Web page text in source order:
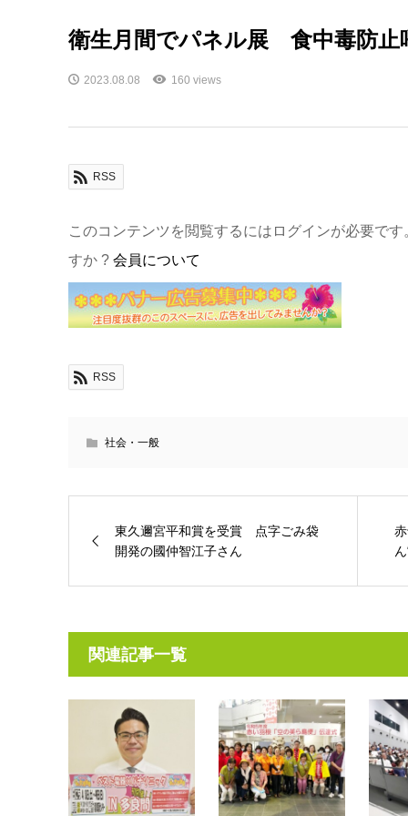
衛生月間でパネル展 食中毒防止
2023.08.08 160 views
RSS
このコンテンツを閲覧するにはログインが必要で
すか ? 会員について
RSS
社会・一般
東久邇宮平和賞を受賞 点字ごみ袋
開発の國仲智江子さん
関連記事一覧